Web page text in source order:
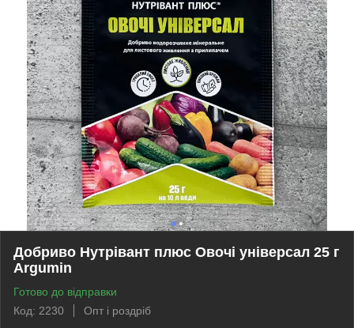
Добриво Нутрівант плюс Овочі універсал 25 г
Argumin
Готово до відправки
Код: 2230
Опт і роздріб